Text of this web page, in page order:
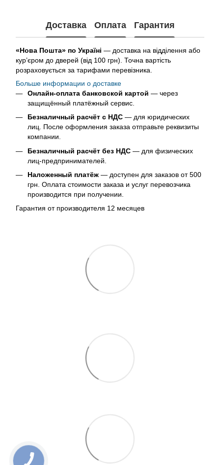
Доставка Оплата Гарантия
«Нова Пошта» по Україні — доставка на відділення або
кур’єром до дверей (від 100 грн). Точна вартість
розраховується за тарифами перевізника.
Больше информации о доставке
Онлайн-оплата банковской картой — через
защищённый платёжный сервис.
Безналичный расчёт с НДС — для юридических
лиц. После оформления заказа отправьте реквизиты
компании.
Безналичный расчёт без НДС — для физических
лиц-предпринимателей.
Наложенный платёж — доступен для заказов от 500
грн. Оплата стоимости заказа и услуг перевозчика
производится при получении.
Гарантия от производителя 12 месяцев